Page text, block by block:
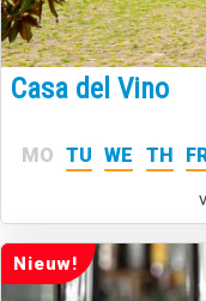
Casa del Vino
MO TU WE TH
Nieuw!